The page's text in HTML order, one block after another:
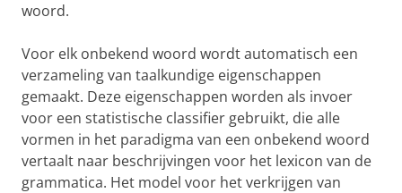
woord.
Voor elk onbekend woord wordt automatisch een
verzameling van taalkundige eigenschappen
gemaakt. Deze eigenschappen worden als invoer
voor een statistische classifier gebruikt, die alle
vormen in het paradigma van een onbekend woord
vertaalt naar beschrijvingen voor het lexicon van de
grammatica. Het model voor het verkrijgen van